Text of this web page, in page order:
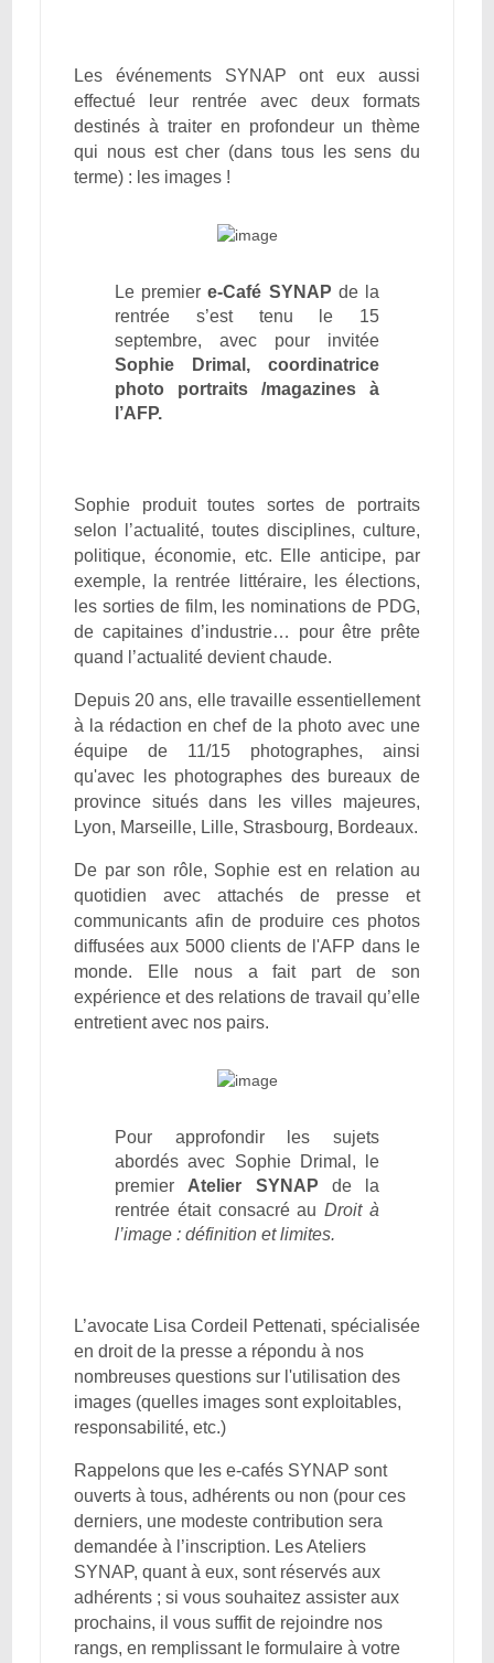
Les événements SYNAP ont eux aussi
effectué leur rentrée avec deux formats
destinés à traiter en profondeur un thème
qui nous est cher (dans tous les sens du
terme) : les images !
Le premiere-Café SYNAP de la
rentrée s’est tenu le 15
septembre, avec pour invitée
Sophie Drimal, coordinatrice
photo portraits /magazines à
l’AFP.
Sophie produit toutes sortes de portraits
selon l’actualité, toutes disciplines, culture,
politique, économie, etc. Elle anticipe, par
exemple, la rentrée littéraire, les élections,
les sorties de film, les nominations de PDG,
de capitaines d’industrie… pour être prête
quand l’actualité devient chaude.
Depuis 20 ans, elle travaille essentiellement
à la rédaction en chef de la photo avec une
équipe de 11/15 photographes, ainsi
qu'avec les photographes des bureaux de
province situés dans les villes majeures,
Lyon, Marseille, Lille, Strasbourg, Bordeaux.
De par son rôle, Sophie est en relation au
quotidien avec attachés de presse et
communicants afin de produire ces photos
diffusées aux 5000 clients de l'AFP dans le
monde. Elle nous a fait part de son
expérience et des relations de travail qu’elle
entretient avec nos pairs.
Pour approfondir les sujets
abordés avec Sophie Drimal, le
premier Atelier SYNAP de la
rentrée était consacré auDroit à
l’image : définition et limites.
L’avocate Lisa Cordeil Pettenati, spécialisée
en droit de la presse a répondu à nos
nombreuses questions sur l'utilisation des
images (quelles images sont exploitables,
responsabilité, etc.)
Rappelons que les e-cafés SYNAP sont
ouverts à tous, adhérents ou non (pour ces
derniers, une modeste contribution sera
demandée à l’inscription. Les Ateliers
SYNAP, quant à eux, sont réservés aux
adhérents ; si vous souhaitez assister aux
prochains, il vous suffit de rejoindre nos
rangs, en remplissant le formulaire à votre